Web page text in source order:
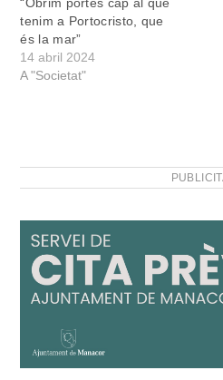
tenim a Portocristo, que
és la mar”
14 abril 2024
A "Societat"